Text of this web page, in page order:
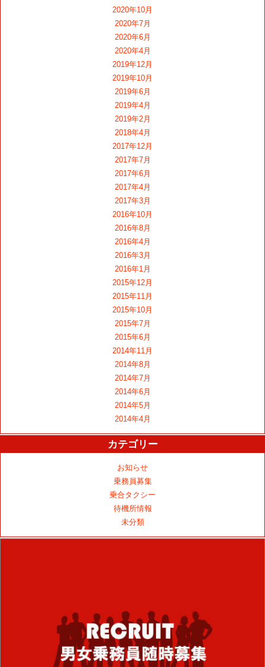
2020年10月
2020年7月
2020年6月
2020年4月
2019年12月
2019年10月
2019年6月
2019年4月
2019年2月
2018年4月
2017年12月
2017年7月
2017年6月
2017年4月
2017年3月
2016年10月
2016年8月
2016年4月
2016年3月
2016年1月
2015年12月
2015年11月
2015年10月
2015年7月
2015年6月
2014年11月
2014年8月
2014年7月
2014年6月
2014年5月
2014年4月
カテゴリー
お知らせ
乗務員募集
乗合タクシー
待機所情報
未分類